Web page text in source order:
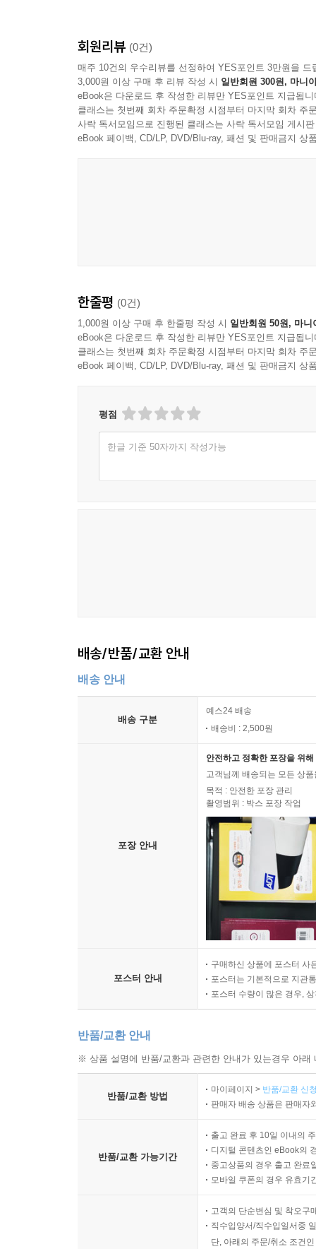
회원리뷰 (0건)
매주 10건의 우수리뷰를 선정하여 YES포인트 3만원을 드
3,000원 이상 구매 후 리뷰 작성 시 일반회원 300원, 마니
eBook은 다운로드 후 작성한 리뷰만 YES포인트 지급됩니
클래스는 첫번째 회차 주문확정 시점부터 마지막 회차 주
사락 독서모임으로 진행된 클래스는 사락 독서모임 게시
eBook 페이백, CD/LP, DVD/Blu-ray, 패션 및 판매금지 상
한줄평 (0건)
1,000원 이상 구매 후 한줄평 작성 시 일반회원 50원, 마니
eBook은 다운로드 후 작성한 리뷰만 YES포인트 지급됩니
클래스는 첫번째 회차 주문확정 시점부터 마지막 회차 주
eBook 페이백, CD/LP, DVD/Blu-ray, 패션 및 판매금지 상
평점
한글 기준 50자까지 작성가능
배송/반품/교환 안내
배송 안내
배송 구분
예스24 배송
배송비 : 2,500원
포장 안내
안전하고 정확한 포장을 위
고객님께 배송되는 모든 상
목적 : 안전한 포장 관리
촬영범위 : 박스 포장 작업
포스터 안내
구매하신 상품에 포스터 사
포스터는 기본적으로 지관
포스터 수량이 많은 경우,
반품/교환 안내
※ 상품 설명에 반품/교환과 관련한 안내가 있는경우 아
반품/교환 방법
마이페이지 > 반품/교환 신
판매자 배송 상품은 판매자
반품/교환 가능기간
출고 완료 후 10일 이내의
디지털 콘텐츠인 eBook의
중고상품의 경우 출고 완료
모바일 쿠폰의 경우 유효기
고객의 단순변심 및 착오구
직수입양서/직수입일서중
단, 아래의 주문/취소 조건